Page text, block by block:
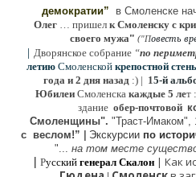
демократии” в Смоленске
Олег … пришел к Смоленску с
своего мужа" ("Повесть
| Дворянское собрание “по
летию Смоленской крепостной
года и 2 дня назад :) | 15-й
Юбилеи Смоленска каждые 5 лет
здание обер-почтовой
Cмоленщины". "Траст-Имаком",
с веслом!”
Экскурсии по
"... на том месте
| Русский генерал Скалон | Как